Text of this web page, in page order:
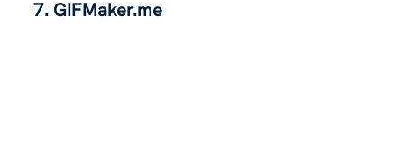
7. GIFMaker.me